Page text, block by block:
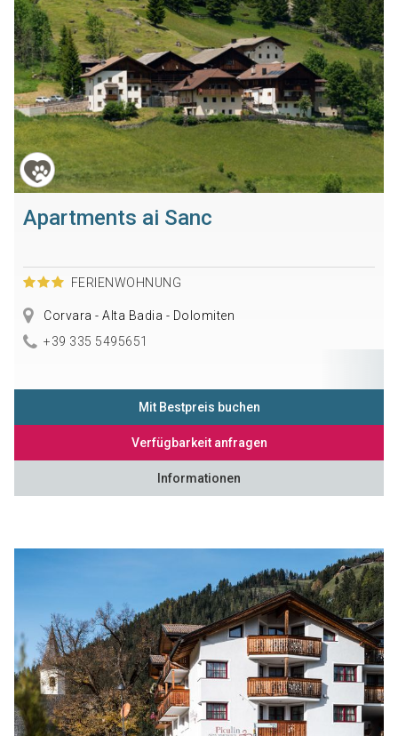
Apartments ai Sanc
FERIENWOHNUNG
Corvara - Alta Badia - Dolomiten
+39 335 5495651
Mit Bestpreis buchen
Verfügbarkeit anfragen
Informationen